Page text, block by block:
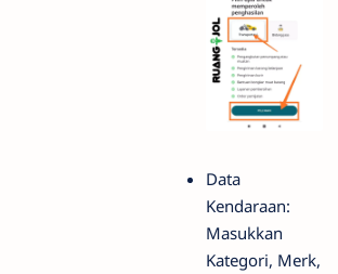
Data
Kendaraan:
Masukkan
Kategori, Merk,